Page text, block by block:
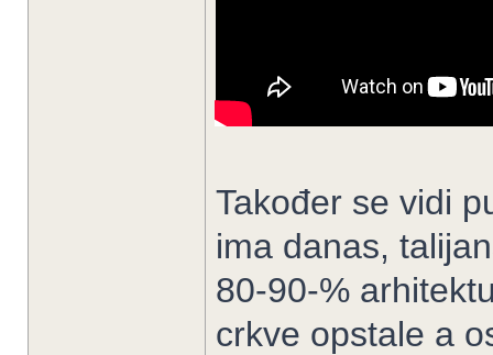
Također se vidi
ima danas,
80-90-%
crkve opstale a